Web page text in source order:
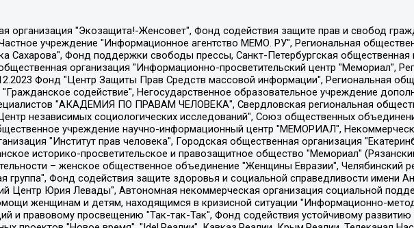
"В защиту прав заключенных", Частное учреждение "Центр поддержки и содействия развитию средств массовой информации", Пензенский региональный общественный благотворительный фонд "Гражданский союз", "Север.Реалии", Некоммерческая организация Фонд "Правовая инициатива", Общество с ограниченной ответственностью "Радио Свободная Европа/Радио Свобода", Чешское информационное агентство "MEDIUM-ORIENT", Красноярская региональная общественная организация "Мы против СПИДа", Камалягин Денис Николаевич, Маркелов Сергей Евгеньевич, Пономарев Лев Александрович, Савицкая Людмила Алексеевна, Автономная некоммерческая организация "Центр по работе с проблемой насилия "НАСИЛИЮ.НЕТ", Межрегиональный профессиональный союз работников здравоохранения "Альянс врачей", Юридическое лицо, зарегистрированное в Латвийской Республике, SIA "Medusa Project" (регистрационный номер 40103797863, дата регистрации 10.06.2014), Некоммерческая организация "Фонд по борьбе с коррупцией", Автономная некоммерческая организация "Институт права и публичной политики", Баданин Роман Сергеевич, Гликин Максим Александрович, Железнова Мария Михайловна, Лукьянова Юлия Сергеевна, Маетная Елизавета Витальевна, Маняхин Петр Борисович, Чуракова Ольга Владимировна, Ярош Юлия Петровна, Юридическое лицо "The Insider SIA", зарегистрированное в Риге, Латвийская Республика (дата регистрации 26.06.2015), являющееся администратором доменного имени интернет-издания "The Insider SIA", https://theins.ru, Постернак Алексей Евгеньевич, Рубин Михаил Аркадьевич, Анин Роман Александрович, Юридическое лицо Istories fonds, зарегистрированное в Латвийской Республике (регистрационный номер 50008295751, дата регистрации 24.02.2020), Великовский Дмитрий Александрович, Долинина Ирина Николаевна, Мароховская Алеся Алексеевна, Шлейнов Роман Юрьевич, Шмагун Олеся Валентиновна, Общество с ограниченной ответственностью "Альтаир 2021", Общество с ограниченной ответственностью "Вега 2021", Общество с ограниченной ответственностью "Главный редактор 2021", Общество с ограниченной ответственностью "Ромашки монолит", Важенков Артем Валерьевич, Ивановская областная общественная организация "Центр гендерных исследований", Гурман Юрий Альбертович, Медиапроект "ОВД-Инфо", Егоров Владимир Владимирович, Жилинский Владимир Александрович, Общество с ограниченной ответственностью "ЗП", Иванова София Юрьевна, Карезина Инна Павловна, Кильтау Екатерина Викторовна, Петров Алексей Викторович, Пискунов Сергей Евгеньевич, Смирнов Сергей Сергеевич, Тихонов Михаил Сергеевич, Общество с ограниченной ответственностью "ЖУРНАЛИСТ-ИНОСТРАННЫЙ АГЕНТ", Арапова Галина Юрьевна, Вольтская Татьяна Анатольевна, Американская компания "Mason G.E.S. Anonymous Foundation" (США), являющаяся владельцем интернет-издания https://mnews.world/, Компания "Stichting Bellingcat", зарегистрированная в Нидерландах (дата регистрации 11.07.2018), Захаров Андрей Вячеславович, Клепиковская Екатерина Дмитриевна, Общество с ограниченной ответственностью "МЕМО", Перл Роман Александрович, Симонов Евгений Алексеевич, Соловьева Елена Анатольевна, Сотников Даниил Владимирович, Сурначева Елизавета Дмитриевна, Автономная некоммерческая организация по защите прав человека и информированию населения "Якутия – Наше Мнение", Общество с ограниченной ответственностью "Москоу диджитал медиа", с 26.01.2023 Общество с ограниченной ответственностью "Чайка Белые сады", Ветошкина Валерия Валерьевна, Заговора Максим Александрович, Межрегиональное общественное движение "Российская ЛГБТ - сеть", Оленичев Максим Владимирович, Павлов Иван Юрьевич, Скворцова Елена Сергеевна, Общество с ограниченной ответственностью "Как бы инагент", Кочетков Игорь Викторович, Общество с ограниченной ответственностью "Честные выборы", Еланчик Олег Александрович, Общество с ограниченной ответственностью "Нобелевский призыв", Гималова Регина Эмилевна, Григорьев Андрей Валерьевич, Григорьева Алина Александровна, Ассоциация по содействию защите прав призывников, альтернативнослужащих и военнослужащих "Правозащитная группа "Гражданин.Армия.Право", Хисамова Регина Фаритовна, Автономная некоммерческая организация по реализации социально-правовых программ "Лилит", Дальневосточное общественное движение "Маяк", Санкт-Петербургская ЛГБТ-инициативная группа "Выход", Инициативная группа ЛГБТ+ "Реверс", Алексеев Андрей Викторович, Бекбулатова Таисия Львовна, Беляев Иван Михайлович, Владыкина Елена Сергеевна, Гельман Марат Александрович, Никульшина Вероника Юрьевна, Толоконникова Надежда Андреевна, Шендерович Виктор Анатольевич, Общество с ограниченной ответственностью "Данное сообщение", Общество с ограниченной ответственностью Издательский дом "Новая глава", Айнбиндер Александра Александровна, Московский комьюнити-центр для ЛГБТ+инициатив, Благотворительный фонд развития филантропии, Deutsche Welle (Германия, Kurt-Schumacher-Strasse 3, 53113 Bonn), Борзунова Мария Михайловна, Воробьев Виктор Викторович, Голубева Анна Львовна, Константинова Алла Михайловна, Малкова Ирина Владимировна, Мурадов Мурад Абдулгалимович, Осетинская Елизавета Николаевна,